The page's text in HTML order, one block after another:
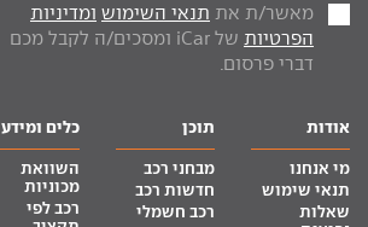
מאשר/ת את תנאי השימוש ומדיניות
הפרטיות
של iCar ומסכים/ה לקבל מכם
דברי פרסום.
אודות
מי אנחנו
תנאי שימוש
שאלות
תוכן
מבחני רכב
חדשות רכב
רכב חשמלי
כלים ומידע
השוואת
מכוניות
רכב לפי